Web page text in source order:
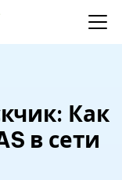
Как
в сети